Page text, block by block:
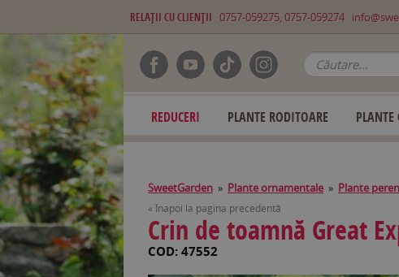
RELAŢII CU CLIENŢII 0757-059275, 0757-059274
REDUCERI PLANTE RODITOARE
SweetGarden » Plante ornamentale » Plante
« Înapoi la pagina precedentă
Crin de toamnă Great
COD: 47552